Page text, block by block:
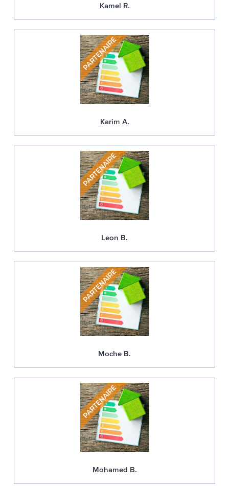
Kamel R.
Karim A.
Leon B.
Moche B.
Mohamed B.